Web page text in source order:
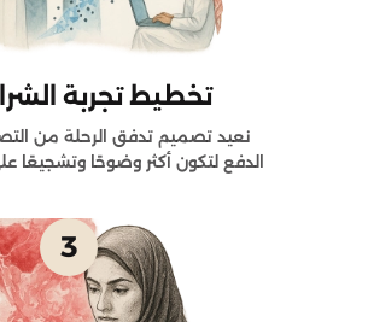
تخطيط تجربة
نعيد تصميم تدفق الرحلة من
الدفع لتكون أكثر وضوحًا وتشجيعًا
3